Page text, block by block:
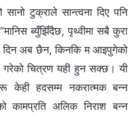
टुक्राले सान्त्वना दिए पनि
ब्युँझिँदैछ, पृथ्वीमा सबै कुरा
दिन अब छैन, किनकि म आइपुगेको
चित्रण यही हुन सक्छ। यी
केही हदसम्‍म नकरात्मक बन्‍न
कामप्रति अलिक निराश बन्‍न